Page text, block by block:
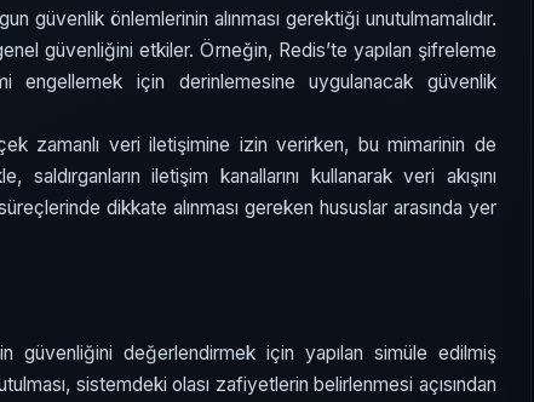
güvenlik önlemlerinin alınması gerektiği unutulmamalıdır.
güvenliğini etkiler. Örneğin, Redis’te yapılan şifreleme
için derinlemesine uygulanacak güvenlik
zamanlı veri iletişimine izin verirken, bu mimarinin de
iletişim kanallarını kullanarak veri akışını
dikkate alınması gereken hususlar arasında yer
güvenliğini değerlendirmek için yapılan simüle edilmiş
sistemdeki olası zafiyetlerin belirlenmesi açısından